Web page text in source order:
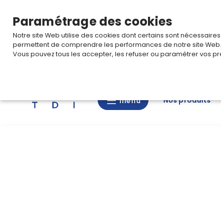
menu
menu Nos produits
Paramétrage des cookies
Notre site Web utilise des cookies dont certains sont
permettent de comprendre les performances de notre site Web.
Vous pouvez tous les accepter, les refuser ou paramétrer vos